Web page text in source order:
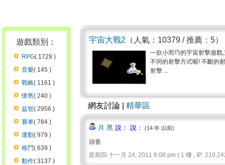
遊戲類別：
RPG( 1729 )
音樂( 145 )
戰略( 1161 )
懷舊( 240 )
益智( 2956 )
賽車( 784 )
運動( 979 )
格鬥( 639 )
動作( 3137 )
宇宙大戰2 （人氣：10379 / 推薦：5）
一款小而巧的宇宙射擊遊
不同的射擊方式喔! 不斷的
射擊 ...
網友討論 | 精華區
月 黑 說： 說： (14 年 以前)
頭香
星期四 十一月 24, 2011 6:08 pm ( 1 樓 , IP: